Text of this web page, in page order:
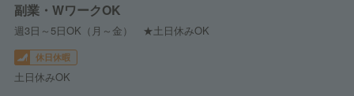
副業・WワークOK
週3日～5日OK（月～金） ★土日休みOK
休日休暇
土日休みOK